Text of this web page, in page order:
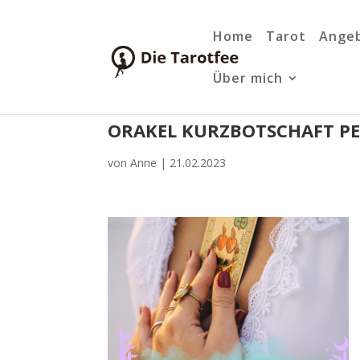
Home Tarot
Über mich
ORAKEL KURZBOTSCHAFT
vonAnne | 21.02.2023